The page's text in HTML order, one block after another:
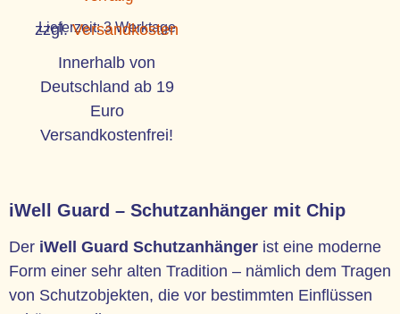
Lieferzeit:3 Werktage
zzgl.Versandkosten
Innerhalb von
Deutschland ab 19
Euro
Versandkostenfrei!
iWell Guard – Schutzanhänger mit Chip
Der iWell Guard Schutzanhänger ist eine moderne
Form einer sehr alten Tradition – nämlich dem Tragen
von Schutzobjekten, die vor bestimmten Einflüssen